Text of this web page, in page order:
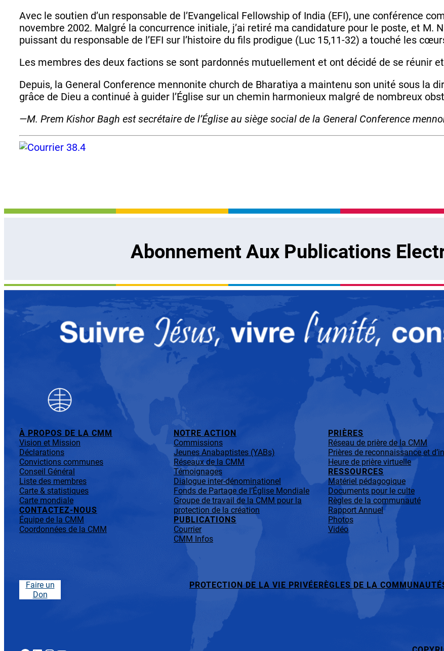
Avec le soutien d’un responsable de l’Evangelical Fellowship of India (EFI), une conférence
novembre 2002. Malgré la concurrence initiale, j’ai retiré ma candidature pour le poste, et M.
puissant du responsable de l’EFI sur l’histoire du fils prodigue (Luc 15,11-32) a touché les
Les membres des deux factions se sont pardonnés mutuellement et ont décidé de se réunir
Depuis, la General Conference mennonite church de Bharatiya a maintenu son unité sous la
grâce de Dieu a continué à guider l’Église sur un chemin harmonieux malgré de nombreux
—M. Prem Kishor Bagh est secrétaire de l’Église au siège social de la General Conference
Abonnement Aux Publications
À PROPOS DE LA CMM
Vision et Mission
Déclarations
Convictions communes
Conseil Général
Liste des membres
Carte & statistiques
Carte mondiale
CONTACTEZ-NOUS
Équipe de la CMM
Coordonnées de la CMM
NOTRE ACTION
Commissions
Jeunes Anabaptistes (YABs)
Réseaux de la CMM
Témoignages
Dialogue inter-dénominationel
Fonds de Partage de l’Église Mondiale
Groupe de travail de la CMM pour la
protection de la création
PUBLICATIONS
Courrier
CMM Infos
PRIÈRES
Réseau de prière de la CMM
Prières de reconnaissance et
Heure de prière virtuelle
RESSOURCES
Matériel pédagogique
Documents pour le culte
Règles de la communauté
Rapport Annuel
Photos
Vidéo
Faire un
Don
PROTECTION DE LA VIE PRIVÉERÈGLES DE LA COMMUNAUTÉ